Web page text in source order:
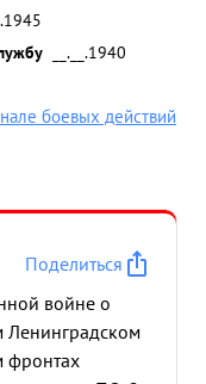
__.__.1940
боевых действий
Поделиться
войне о
Ленинградском
фронтах